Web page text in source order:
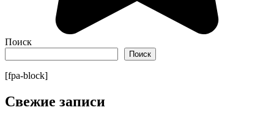
Поиск
Поиск
[fpa-block]
Свежие записи